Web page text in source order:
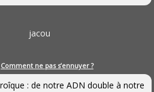
jacou
Comment ne pas s’ennuyer ?
: de notre ADN double à notre